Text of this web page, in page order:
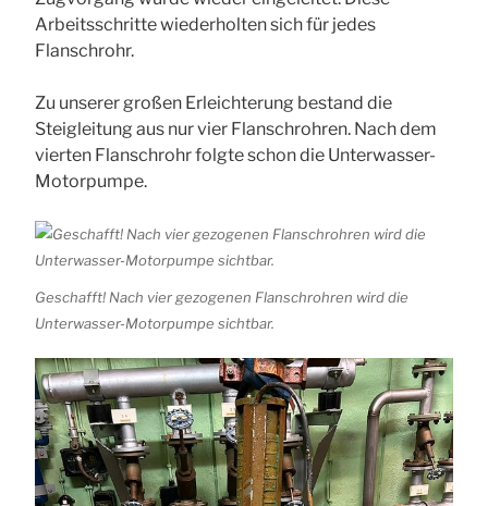
Arbeitsschritte wiederholten sich für jedes
Flanschrohr.
Zu unserer großen Erleichterung bestand die
Steigleitung aus nur vier Flanschrohren. Nach dem
vierten Flanschrohr folgte schon die Unterwasser-
Motorpumpe.
Geschafft! Nach vier gezogenen Flanschrohren wird die
Unterwasser-Motorpumpe sichtbar.